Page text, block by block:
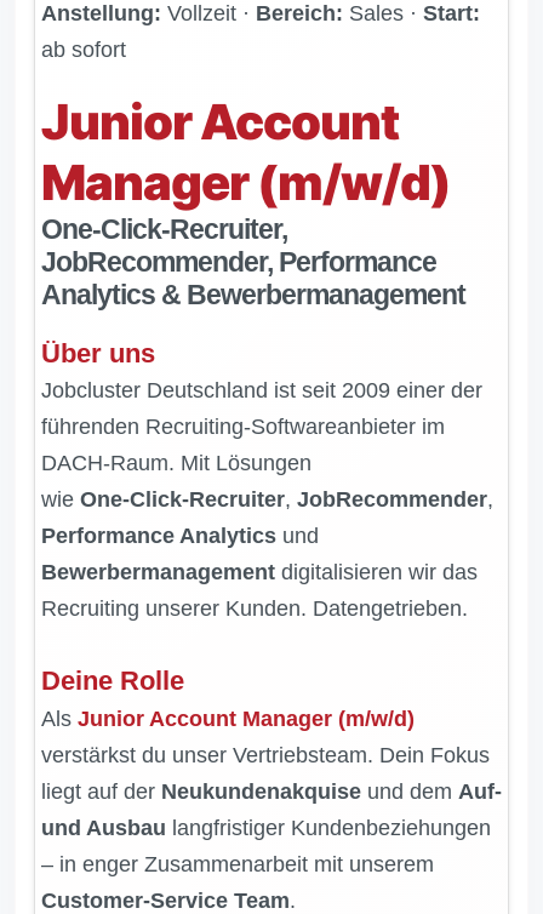
Anstellung: Vollzeit · Bereich: Sales · Start:
ab sofort
Junior Account
Manager (m/w/d)
One-Click-Recruiter,
JobRecommender, Performance
Analytics & Bewerbermanagement
Über uns
Jobcluster Deutschland ist seit 2009 einer der
führenden Recruiting-Softwareanbieter im
DACH-Raum. Mit Lösungen
wie One‑Click‑Recruiter, JobRecommender,
Performance Analytics und
Bewerbermanagement digitalisieren wir das
Recruiting unserer Kunden. Datengetrieben.
Deine Rolle
Als Junior Account Manager (m/w/d)
verstärkst du unser Vertriebsteam. Dein Fokus
liegt auf der Neukundenakquise und dem Auf-
und Ausbau langfristiger Kundenbeziehungen
– in enger Zusammenarbeit mit unserem
Customer-Service Team.